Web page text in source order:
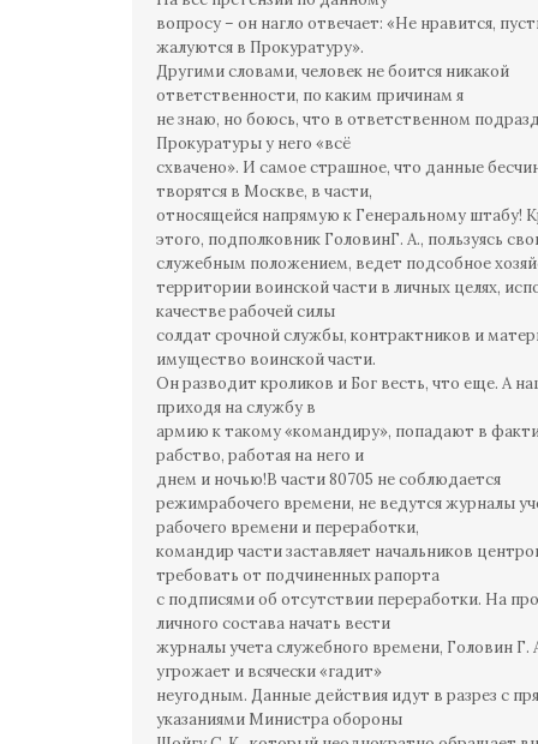
вопросу – он нагло отвечает: «Не нравится,
жалуются в Прокуратуру».
Другими словами, человек не боится никакой
ответственности, по каким причинам я
не знаю, но боюсь, что в ответственном
Прокуратуры у него «всё
схвачено». И самое страшное, что данные
творятся в Москве, в части,
относящейся напрямую к Генеральному штабу!
этого, подполковник ГоловинГ. А., пользуясь
служебным положением, ведет подсобное
территории воинской части в личных целях,
качестве рабочей силы
солдат срочной службы, контрактников и
имущество воинской части.
Он разводит кроликов и Бог весть, что еще. А
приходя на службу в
армию к такому «командиру», попадают в
рабство, работая на него и
днем и ночью!В части 80705 не соблюдается
режимрабочего времени, не ведутся журналы
рабочего времени и переработки,
командир части заставляет начальников
требовать от подчиненных рапорта
с подписями об отсутствии переработки. На
личного состава начать вести
журналы учета служебного времени, Головин Г.
угрожает и всячески «гадит»
неугодным. Данные действия идут в разрез с
указаниями Министра обороны